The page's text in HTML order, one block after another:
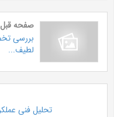
صفحه قبل
بررسی
لطیف...
تحلیل فنی